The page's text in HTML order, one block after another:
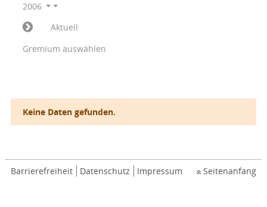
2006
Aktuell
Gremium auswählen
Keine Daten gefunden.
Barrierefreiheit Datenschutz Impressum Seitenanfang